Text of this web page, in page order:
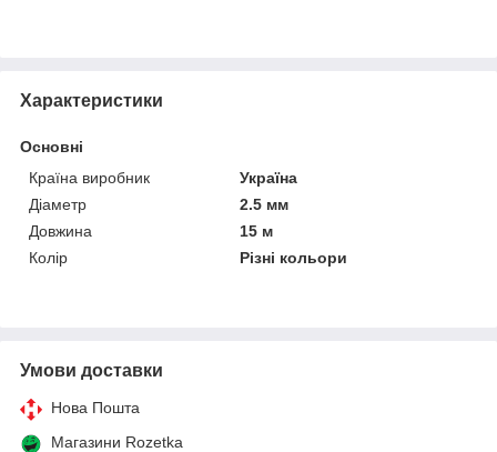
Характеристики
Основні
Країна виробник
Україна
Діаметр
2.5 мм
Довжина
15 м
Колір
Різні кольори
Умови доставки
Нова Пошта
Магазини Rozetka